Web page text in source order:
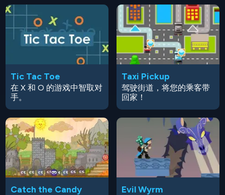
Tic Tac Toe
在 X 和 O 的游戏中智取对
手。
Taxi Pickup
驾驶街道，将您的乘客带
回家！
Catch the Candy Evil Wyrm